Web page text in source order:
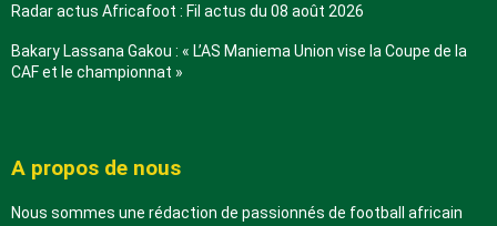
Radar actus Africafoot : Fil actus du 08 août 2026
Bakary Lassana Gakou : « L’AS Maniema Union vise la Coupe de la
CAF et le championnat »
A propos de nous
Nous sommes une rédaction de passionnés de football africain